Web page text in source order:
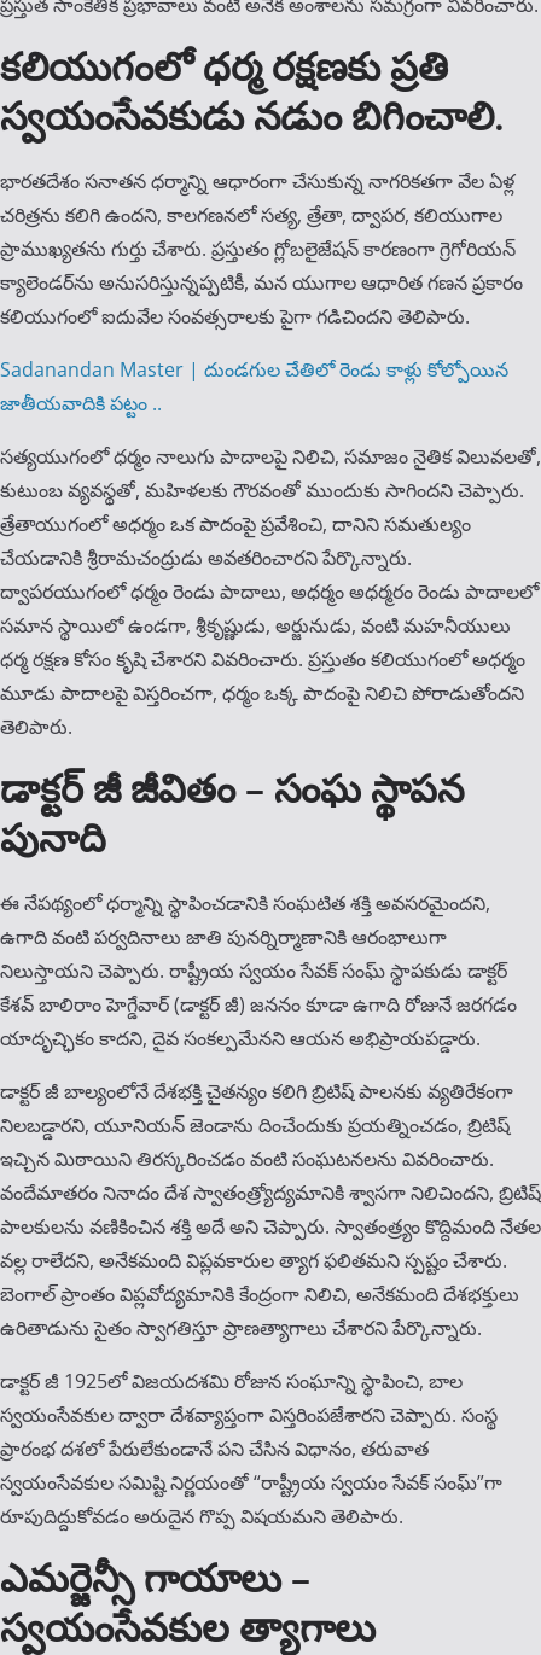
కలియుగంలో ధర్మ రక్షణకు ప్రతి
స్వయంసేవకుడు నడుం బిగించాలి.
భారతదేశం సనాతన ధర్మాన్ని ఆధారంగా చేసుకున్న నాగరికతగా వేల ఏళ్ల
చరిత్రను కలిగి ఉందని, కాలగణనలో సత్య, త్రేతా, ద్వాపర, కలియుగాల
ప్రాముఖ్యతను గుర్తు చేశారు. ప్రస్తుతం గ్లోబలైజేషన్ కారణంగా గ్రెగోరియన్
క్యాలెండర్‌ను అనుసరిస్తున్నప్పటికీ, మన యుగాల ఆధారిత గణన ప్రకారం
కలియుగంలో ఐదువేల సంవత్సరాలకు పైగా గడిచిందని తెలిపారు.
Sadanandan Master | దుండ‌గుల చేతిలో రెండు కాళ్లు కోల్పోయిన
జాతీయవాదికి పట్టం ..
సత్యయుగంలో ధర్మం నాలుగు పాదాలపై నిలిచి, సమాజం నైతిక విలువలతో,
కుటుంబ వ్యవస్థతో, మహిళలకు గౌరవంతో ముందుకు సాగిందని చెప్పారు.
త్రేతాయుగంలో అధర్మం ఒక పాదంపై ప్రవేశించి, దానిని సమతుల్యం
చేయడానికి శ్రీరామచంద్రుడు అవతరించారని పేర్కొన్నారు.
ద్వాపరయుగంలో ధర్మం రెండు పాదాలు, అధర్మం అధ‌ర్మ‌రం రెండు పాదాల‌లో
సమాన స్థాయిలో ఉండగా, శ్రీకృష్ణుడు, అర్జునుడు, వంటి మహనీయులు
ధర్మ రక్షణ కోసం కృషి చేశారని వివరించారు. ప్రస్తుతం కలియుగంలో అధర్మం
మూడు పాదాలపై విస్తరించగా, ధర్మం ఒక్క పాదంపై నిలిచి పోరాడుతోందని
తెలిపారు.
డాక్టర్ జీ జీవితం – సంఘ స్థాపన
పునాది
ఈ నేపథ్యంలో ధర్మాన్ని స్థాపించడానికి సంఘటిత శక్తి అవసరమైందని,
ఉగాది వంటి పర్వదినాలు జాతి పునర్నిర్మాణానికి ఆరంభాలుగా
నిలుస్తాయని చెప్పారు. రాష్ట్రీయ స్వయం సేవక్ సంఘ్ స్థాపకుడు డాక్టర్
కేశవ్ బాలిరాం హెగ్డేవార్ (డాక్టర్ జీ) జననం కూడా ఉగాది రోజునే జరగడం
యాదృచ్ఛికం కాదని, దైవ సంకల్పమేనని ఆయ‌న‌ అభిప్రాయపడ్డారు.
డాక్టర్ జీ బాల్యంలోనే దేశభక్తి చైతన్యం కలిగి బ్రిటిష్ పాలనకు వ్యతిరేకంగా
నిలబడ్డారని, యూనియన్ జెండాను దించేందుకు ప్రయత్నించడం, బ్రిటిష్
ఇచ్చిన మిఠాయిని తిరస్కరించడం వంటి సంఘటనలను వివరించారు.
వందేమాతరం నినాదం దేశ స్వాతంత్ర్యోద్యమానికి శ్వాసగా నిలిచిందని, బ్రిటిష్
పాలకులను వణికించిన శక్తి అదే అని చెప్పారు. స్వాతంత్ర్యం కొద్దిమంది నేతల
వల్ల రాలేదని, అనేకమంది విప్లవకారుల త్యాగ ఫలితమని స్పష్టం చేశారు.
బెంగాల్ ప్రాంతం విప్లవోద్యమానికి కేంద్రంగా నిలిచి, అనేకమంది దేశభక్తులు
ఉరితాడును సైతం స్వాగతిస్తూ ప్రాణత్యాగాలు చేశారని పేర్కొన్నారు.
డాక్టర్ జీ 1925లో విజయదశమి రోజున సంఘాన్ని స్థాపించి, బాల
స్వయంసేవకుల ద్వారా దేశవ్యాప్తంగా విస్తరింపజేశారని చెప్పారు. సంస్థ
ప్రారంభ దశలో పేరులేకుండానే పని చేసిన విధానం, తరువాత
స్వయంసేవకుల సమిష్టి నిర్ణయంతో “రాష్ట్రీయ స్వయం సేవక్ సంఘ్”గా
రూపుదిద్దుకోవడం అరుదైన గొప్ప విష‌య‌మ‌ని తెలిపారు.
ఎమర్జెన్సీ గాయాలు –
స్వయంసేవకుల త్యాగాలు